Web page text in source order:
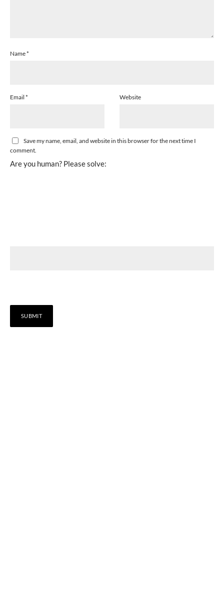
Name*
Email * Website
Save my name, email, and website in this browser for the next time I
comment.
Are you human? Please solve: